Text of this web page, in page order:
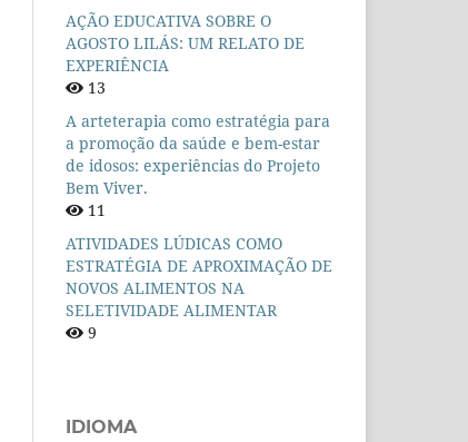
AÇÃO EDUCATIVA SOBRE O
AGOSTO LILÁS: UM RELATO DE
EXPERIÊNCIA
13
A arteterapia como estratégia para
a promoção da saúde e bem-estar
de idosos: experiências do Projeto
Bem Viver.
11
ATIVIDADES LÚDICAS COMO
ESTRATÉGIA DE APROXIMAÇÃO DE
NOVOS ALIMENTOS NA
SELETIVIDADE ALIMENTAR
9
IDIOMA